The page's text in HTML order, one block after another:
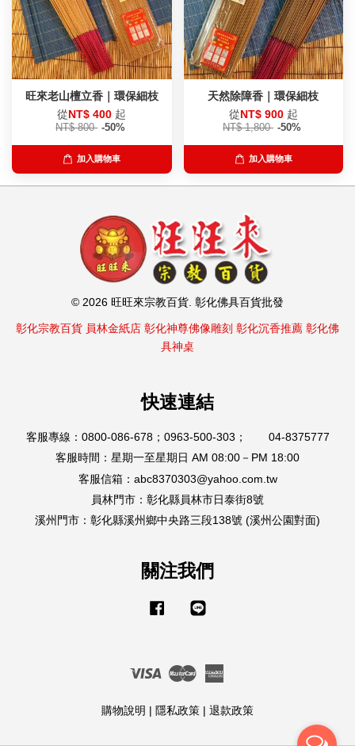
旺來老山檀立香｜環保細枝
從NT$ 400 起
NT$ 800 -50%
加入購物車
天然除障香｜環保細枝
從NT$ 900 起
NT$ 1,800 -50%
加入購物車
© 2026 旺旺來宗教百貨. 彰化佛具百貨批發
彰化宗教百貨 員林金紙店 彰化神尊佛像雕刻 彰化沉香推薦 彰化佛
具神桌
快速連結
客服專線：0800-086-678；0963-500-303； 04-8375777
客服時間：星期一至星期日 AM 08:00－PM 18:00
客服信箱：abc8370303@yahoo.com.tw
員林門市：彰化縣員林市日泰街8號
溪州門市：彰化縣溪州鄉中央路三段138號 (溪州公園對面)
關注我們
Facebook
Visa Master
購物說明
隱私政策 退款政策